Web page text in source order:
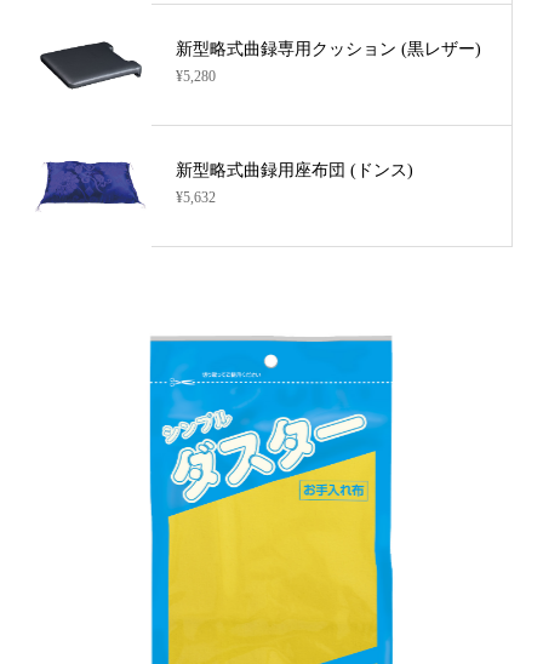
新型略式曲録専用クッション (黒レザー)
¥5,280
新型略式曲録用座布団 (ドンス)
¥5,632